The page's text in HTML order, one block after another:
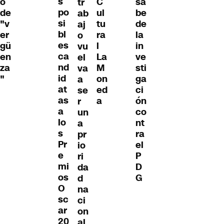
de
"v
er
gü
en
za
"
po
si
bl
es
ca
nd
id
at
as
a
lo
s
Pr
e
mi
os
O
sc
ar
tr
ab
aj
o
vu
el
va
a
se
r
un
a
pr
io
ri
da
d
na
ci
on
ul
tu
ra
l
La
M
on
ed
a
be
de
la
in
ve
sti
ga
ci
ón
co
nt
ra
el
P
D
G